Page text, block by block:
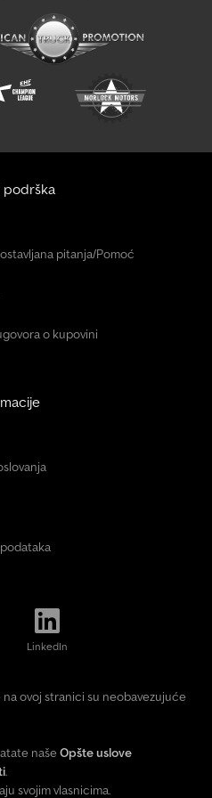
podrška
pitanja/Pomoć
o kupovini
LinkedIn
ovoj stranici su neobavezujuće
naše Opšte uslove
.
svojim vlasnicima.